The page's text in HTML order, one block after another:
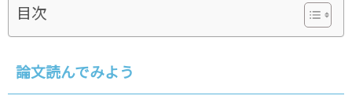
目次
論文読んでみよう